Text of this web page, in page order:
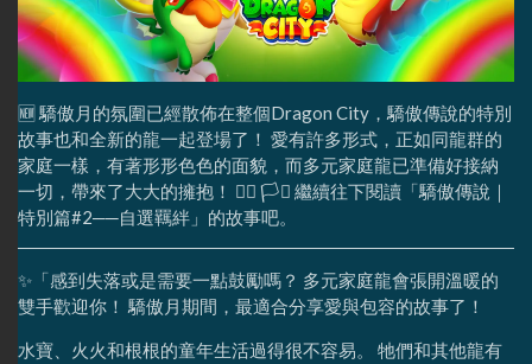
🆕 驕傲月的氛圍已經散佈在整個Dragon City，驕傲傳說的特別
故事也和全新的龍一起登場了！ 愛有許多形式，正如同龍群的
家庭一樣，有著形形色色的面貌，而多元家庭龍已準備好接納
一切，帶來了大大的擁抱！ 🏳‍🌈 🏳️‍⚧ 繼續往下閱讀「驕傲傳說｜
特別篇#2──自選羈絆」的故事吧。
✨「感到失落或是需要一點鼓勵嗎？ 多元家庭龍會張開溫暖的
雙手歡迎你！ 驕傲月期間，最適合分享愛與包容的故事了！
水寶、火火和根根的童年生活過得很不容易。 牠們和其他龍有